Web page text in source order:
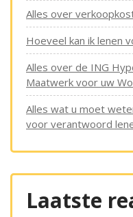
Alles over
Hoeveel kan ik lenen
Alles over de ING
Maatwerk voor uw
Alles wat u moet
voor verantwoord
Laatste